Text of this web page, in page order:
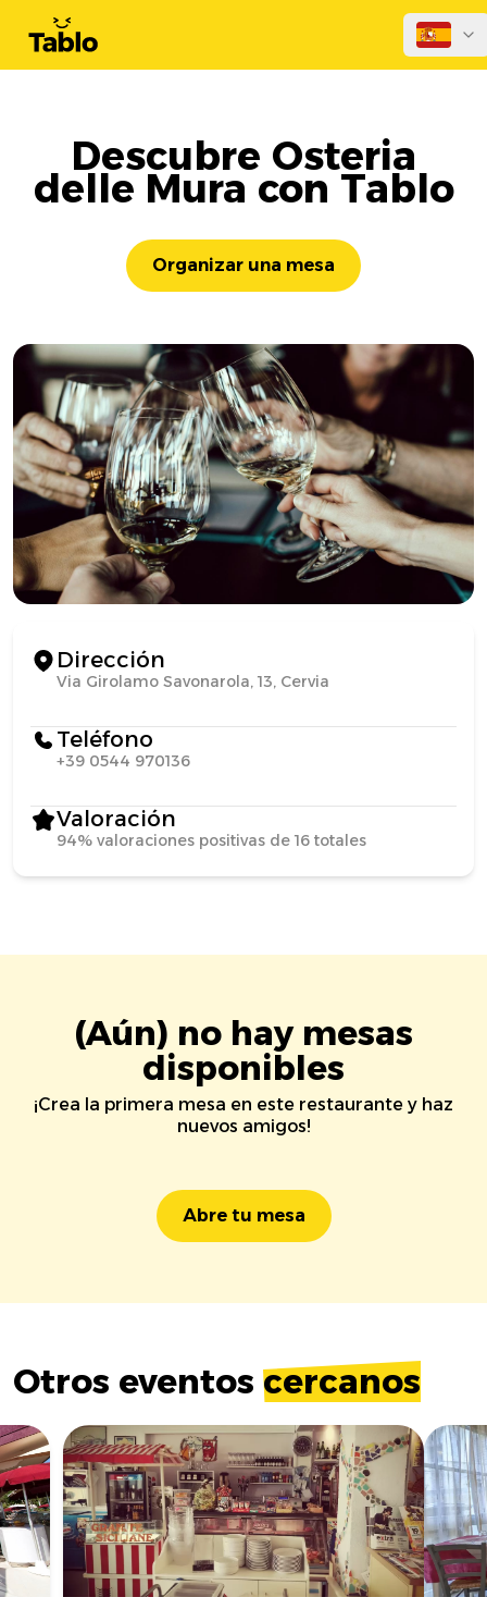
Descubre Osteria
delle Mura con Tablo
Organizar una mesa
Dirección
Via Girolamo Savonarola, 13, Cervia
Teléfono
+39 0544 970136
Valoración
94% valoraciones positivas de 16 totales
(Aún) no hay mesas
disponibles
¡Crea la primera mesa en este restaurante y haz
nuevos amigos!
Abre tu mesa
Otros eventos cercanos